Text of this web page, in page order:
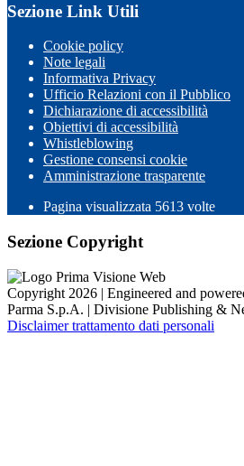
Sezione Link Utili
Cookie policy
Note legali
Informativa Privacy
Ufficio Relazioni con il Pubblico
Dichiarazione di accessibilità
Obiettivi di accessibilità
Whistleblowing
Gestione consensi cookie
Amministrazione trasparente
Pagina visualizzata 5613 volte
Sezione Copyright
Copyright 2026 | Engineered and
Parma S.p.A. | Divisione Publishing &
Disclaimer trattamento dati personali